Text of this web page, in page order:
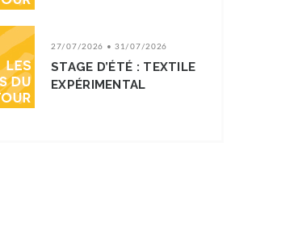
27/07/2026 • 31/07/2026
STAGE D’ÉTÉ : TEXTILE
EXPÉRIMENTAL